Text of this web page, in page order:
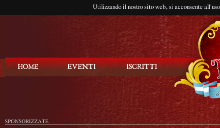
Utilizzando il nostro sito web, si acconsente
SPONSORIZZATE